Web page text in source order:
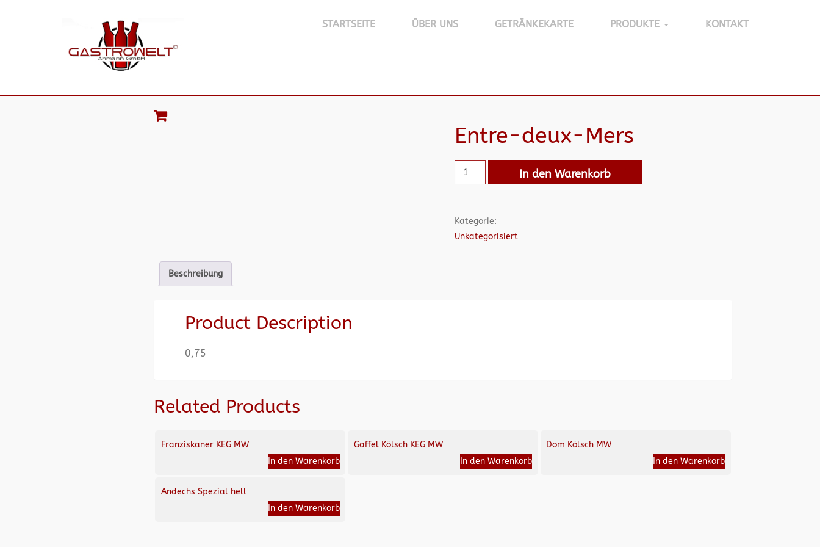
STARTSEITE ÜBER UNS GETRÄNKEKARTE PRODUKTE KONTAKT
Entre-deux-Mers
In den Warenkorb
Kategorie:
Unkategorisiert
Beschreibung
Product Description
0,75
Related Products
Franziskaner KEG MW
In den Warenkorb
Gaffel Kölsch KEG MW
In den Warenkorb
Dom Kölsch MW
In den Warenkorb
Andechs Spezial hell
In den Warenkorb